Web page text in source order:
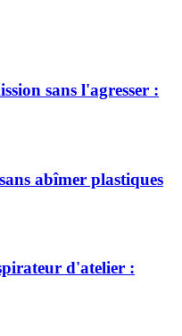
sans l'agresser :
abîmer plastiques
d'atelier :